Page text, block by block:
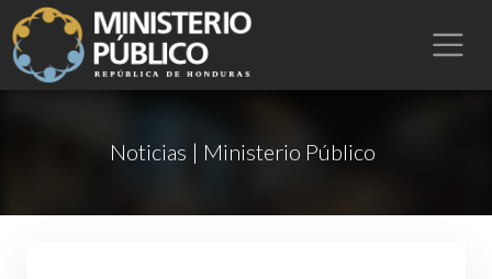
Noticias | Ministerio Público